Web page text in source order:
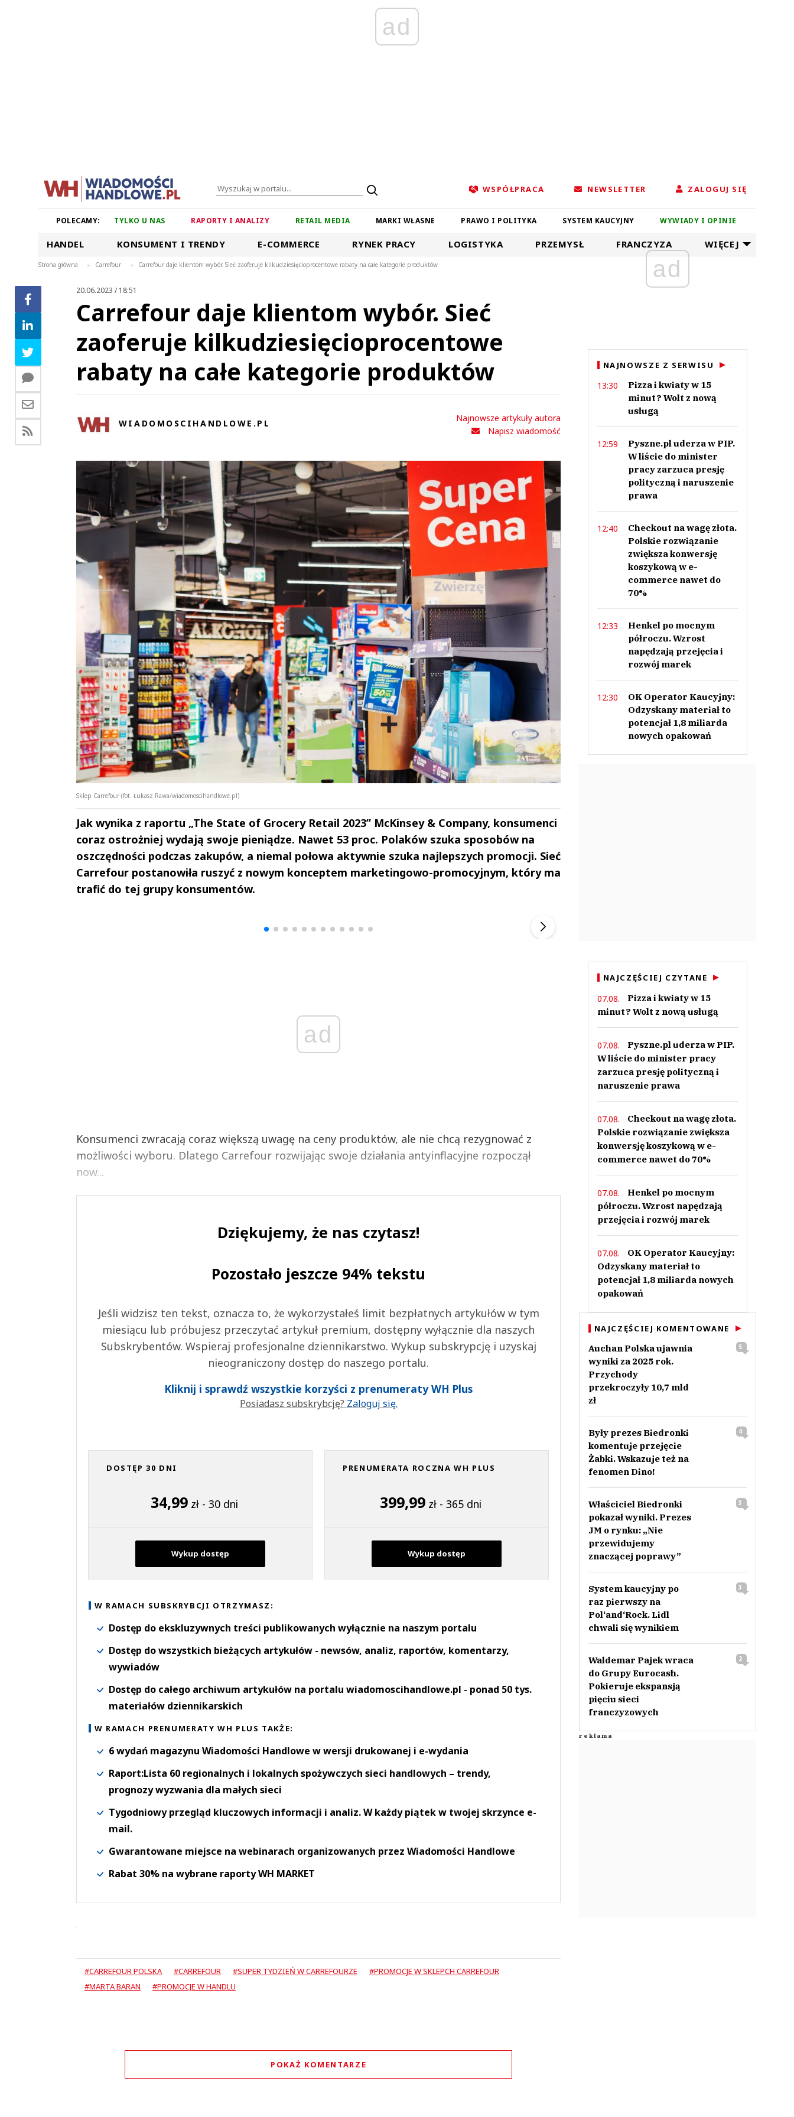
ad
WSPÓŁPRACA NEWSLETTER ZALOGUJ SIĘ
POLECAMY: TYLKO U NAS RAPORTY I ANALIZY RETAIL MEDIA MARKI WŁASNE PRAWO I POLITYKA SYSTEM KAUCYJNY WYWIADY I OPINIE
HANDEL KONSUMENT I TRENDY E-COMMERCE RYNEK PRACY LOGISTYKA PRZEMYSŁ FRANCZYZA WIĘCEJ
Strona główna > Carrefour > Carrefour daje klientom wybór. Sieć zaoferuje kilkudziesięcioprocentowe rabaty na całe kategorie produktów
20.06.2023 / 18:51
Carrefour daje klientom wybór. Sieć
zaoferuje kilkudziesięcioprocentowe
rabaty na całe kategorie produktów
WIADOMOSCIHANDLOWE.PL
Najnowsze artykuły autora
Napisz wiadomość
Sklep Carrefour (fot. Łukasz Rawa/wiadomoscihandlowe.pl)
Jak wynika z raportu „The State of Grocery Retail 2023” McKinsey & Company, konsumenci
coraz ostrożniej wydają swoje pieniądze. Nawet 53 proc. Polaków szuka sposobów na
oszczędności podczas zakupów, a niemal połowa aktywnie szuka najlepszych promocji. Sieć
Carrefour postanowiła ruszyć z nowym konceptem marketingowo-promocyjnym, który ma
trafić do tej grupy konsumentów.
ad
Konsumenci zwracają coraz większą uwagę na ceny produktów, ale nie chcą rezygnować z
możliwości wyboru. Dlatego Carrefour rozwijając swoje działania antyinflacyjne rozpoczął
now...
Dziękujemy, że nas czytasz!
Pozostało jeszcze 94% tekstu
Jeśli widzisz ten tekst, oznacza to, że wykorzystałeś limit bezpłatnych artykułów w tym
miesiącu lub próbujesz przeczytać artykuł premium, dostępny wyłącznie dla naszych
Subskrybentów. Wspieraj profesjonalne dziennikarstwo. Wykup subskrypcję i uzyskaj
nieograniczony dostęp do naszego portalu.
Kliknij i sprawdź wszystkie korzyści z prenumeraty WH Plus
Posiadasz subskrybcję? Zaloguj się.
DOSTĘP 30 DNI
34,99 zł - 30 dni
Wykup dostęp
PRENUMERATA ROCZNA WH PLUS
399,99 zł - 365 dni
Wykup dostęp
W RAMACH SUBSKRYBCJI OTRZYMASZ:
Dostęp do ekskluzywnych treści publikowanych wyłącznie na naszym portalu
Dostęp do wszystkich bieżących artykułów - newsów, analiz, raportów, komentarzy,
wywiadów
Dostęp do całego archiwum artykułów na portalu wiadomoscihandlowe.pl - ponad 50 tys.
materiałów dziennikarskich
W RAMACH PRENUMERATY WH PLUS TAKŻE:
6 wydań magazynu Wiadomości Handlowe w wersji drukowanej i e-wydania
Raport:Lista 60 regionalnych i lokalnych spożywczych sieci handlowych – trendy,
prognozy wyzwania dla małych sieci
Tygodniowy przegląd kluczowych informacji i analiz. W każdy piątek w twojej skrzynce e-
mail.
Gwarantowane miejsce na webinarach organizowanych przez Wiadomości Handlowe
Rabat 30% na wybrane raporty WH MARKET
#CARREFOUR POLSKA #CARREFOUR #SUPER TYDZIEŃ W CARREFOURZE
#PROMOCJE W SKLEPCH CARREFOUR
#MARTA BARAN
#PROMOCJE W HANDLU
POKAŻ KOMENTARZE
Andrzej i Marta
Marta i Andrzej
ad
NAJNOWSZE Z SERWISU
13:30
Pizza i kwiaty w 15
minut? Wolt z nową
usługą
12:59
Pyszne.pl uderza w PIP.
W liście do minister
pracy zarzuca presję
polityczną i naruszenie
prawa
12:40
Checkout na wagę złota.
Polskie rozwiązanie
zwiększa konwersję
koszykową w e-
commerce nawet do
70%
12:33
Henkel po mocnym
półroczu. Wzrost
napędzają przejęcia i
rozwój marek
12:30
OK Operator Kaucyjny:
Odzyskany materiał to
potencjał 1,8 miliarda
nowych opakowań
NAJCZĘŚCIEJ CZYTANE
07.08.
Pizza i kwiaty w 15
minut? Wolt z nową usługą
07.08.
Pyszne.pl uderza w PIP.
W liście do minister pracy
zarzuca presję polityczną i
naruszenie prawa
07.08.
Checkout na wagę złota.
Polskie rozwiązanie zwiększa
konwersję koszykową w e-
commerce nawet do 70%
07.08.
Henkel po mocnym
półroczu. Wzrost napędzają
przejęcia i rozwój marek
07.08.
OK Operator Kaucyjny:
Odzyskany materiał to
potencjał 1,8 miliarda nowych
opakowań
NAJCZĘŚCIEJ KOMENTOWANE
Auchan Polska ujawnia
wyniki za 2025 rok.
Przychody
przekroczyły 10,7 mld
zł
5
Były prezes Biedronki
komentuje przejęcie
Żabki. Wskazuje też na
fenomen Dino!
4
Właściciel Biedronki
pokazał wyniki. Prezes
JM o rynku: „Nie
przewidujemy
znaczącej poprawy”
3
System kaucyjny po
raz pierwszy na
Pol‘and‘Rock. Lidl
chwali się wynikiem
3
Waldemar Pajek wraca
do Grupy Eurocash.
Pokieruje ekspansją
pięciu sieci
franczyzowych
2